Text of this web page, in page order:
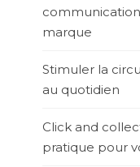
marque
Stimuler la
au quotidien
Click and
pratique pour